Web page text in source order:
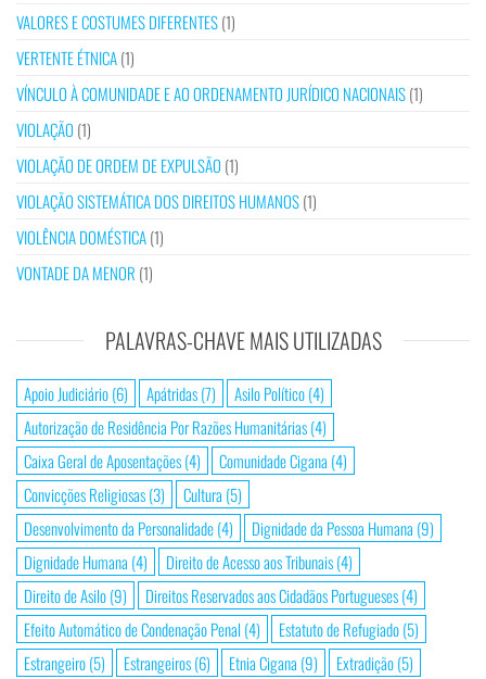
VALORES E COSTUMES DIFERENTES(1)
VERTENTE ÉTNICA(1)
VÍNCULO À COMUNIDADE E AO ORDENAMENTO JURÍDICO NACIONAIS(1)
VIOLAÇÃO (1)
VIOLAÇÃO DE ORDEM DE EXPULSÃO (1)
VIOLAÇÃO SISTEMÁTICA DOS DIREITOS HUMANOS(1)
VIOLÊNCIA DOMÉSTICA(1)
VONTADE DA MENOR (1)
PALAVRAS-CHAVE MAIS UTILIZADAS
Apoio Judiciário(6) Apátridas(7) Asilo Político(4)
Autorização de Residência Por Razões Humanitárias(4)
Caixa Geral de Aposentações(4) Comunidade Cigana (4)
Convicções Religiosas(3) Cultura (5)
Desenvolvimento da Personalidade(4) Dignidade da Pessoa Humana (9)
Dignidade Humana (4) Direito de Acesso aos Tribunais(4)
Direito de Asilo(9) Direitos Reservados aos Cidadãos Portugueses(4)
Efeito Automático de Condenação Penal (4) Estatuto de Refugiado(5)
Estrangeiro(5) Estrangeiros(6) Etnia Cigana (9) Extradição(5)